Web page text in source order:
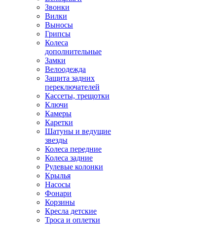
Звонки
Вилки
Выносы
Грипсы
Колеса
дополнительные
Замки
Велоодежда
Защита задних
переключателей
Кассеты, трещотки
Ключи
Камеры
Каретки
Шатуны и ведущие
звезды
Колеса передние
Колеса задние
Рулевые колонки
Крылья
Насосы
Фонари
Корзины
Кресла детские
Троса и оплетки